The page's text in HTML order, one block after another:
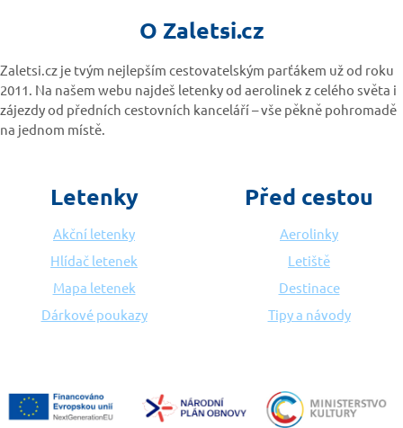
O Zaletsi.cz
Zaletsi.cz je tvým nejlepším cestovatelským parťákem už od roku
2011. Na našem webu najdeš letenky od aerolinek z celého světa i
zájezdy od předních cestovních kanceláří – vše pěkně pohromadě
na jednom místě.
Letenky
Akční letenky
Hlídač letenek
Mapa letenek
Dárkové poukazy
Před cestou
Aerolinky
Letiště
Destinace
Tipy a návody